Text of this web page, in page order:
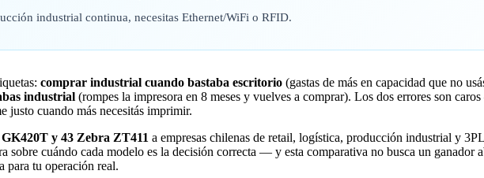
industrial continua, necesitas Ethernet/WiFi o RFID.
comprar industrial cuando bastaba escritorio (gastas de más en capacidad que no
industrial (rompes la impresora en 8 meses y vuelves a comprar). Los dos errores son
justo cuando más necesitás imprimir.
y 43 Zebra ZT411 a empresas chilenas de retail, logística, producción industrial y
sobre cuándo cada modelo es la decisión correcta — y esta comparativa no busca un ganador
para tu operación real.